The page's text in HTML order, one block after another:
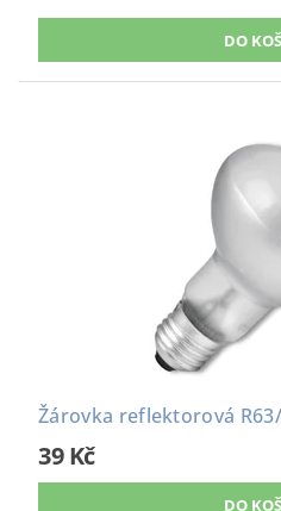
Žárovka reflektorová
39 Kč